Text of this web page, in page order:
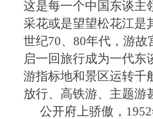
这是每一个中国东谈主
采花或是望望松花江是
世纪70、80年代，游
启一回旅行成为一代东
游指标地和景区运转千
放行、高铁游、主题游
公开府上骄傲，